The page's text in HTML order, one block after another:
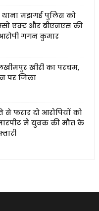
मझगई पुलिस को
एक्ट और बीएनएस की
गगन कुमार
खीरी का परचम,
पर जिला
फरार दो आरोपियों को
में युवक की मौत के